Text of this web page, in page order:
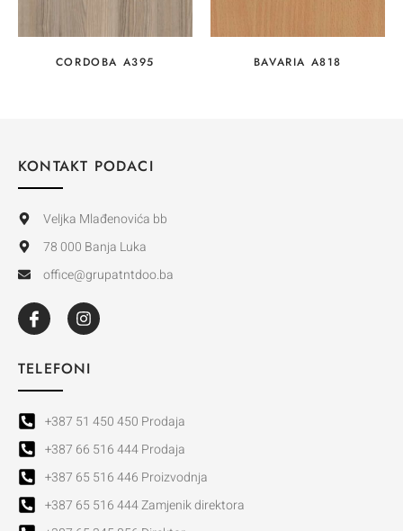
CORDOBA A395 BAVARIA A818
KONTAKT PODACI
Veljka Mlađenovića bb
78 000 Banja Luka
office@grupatntdoo.ba
TELEFONI
+387 51 450 450 Prodaja
+387 66 516 444 Prodaja
+387 65 516 446 Proizvodnja
+387 65 516 444 Zamjenik direktora